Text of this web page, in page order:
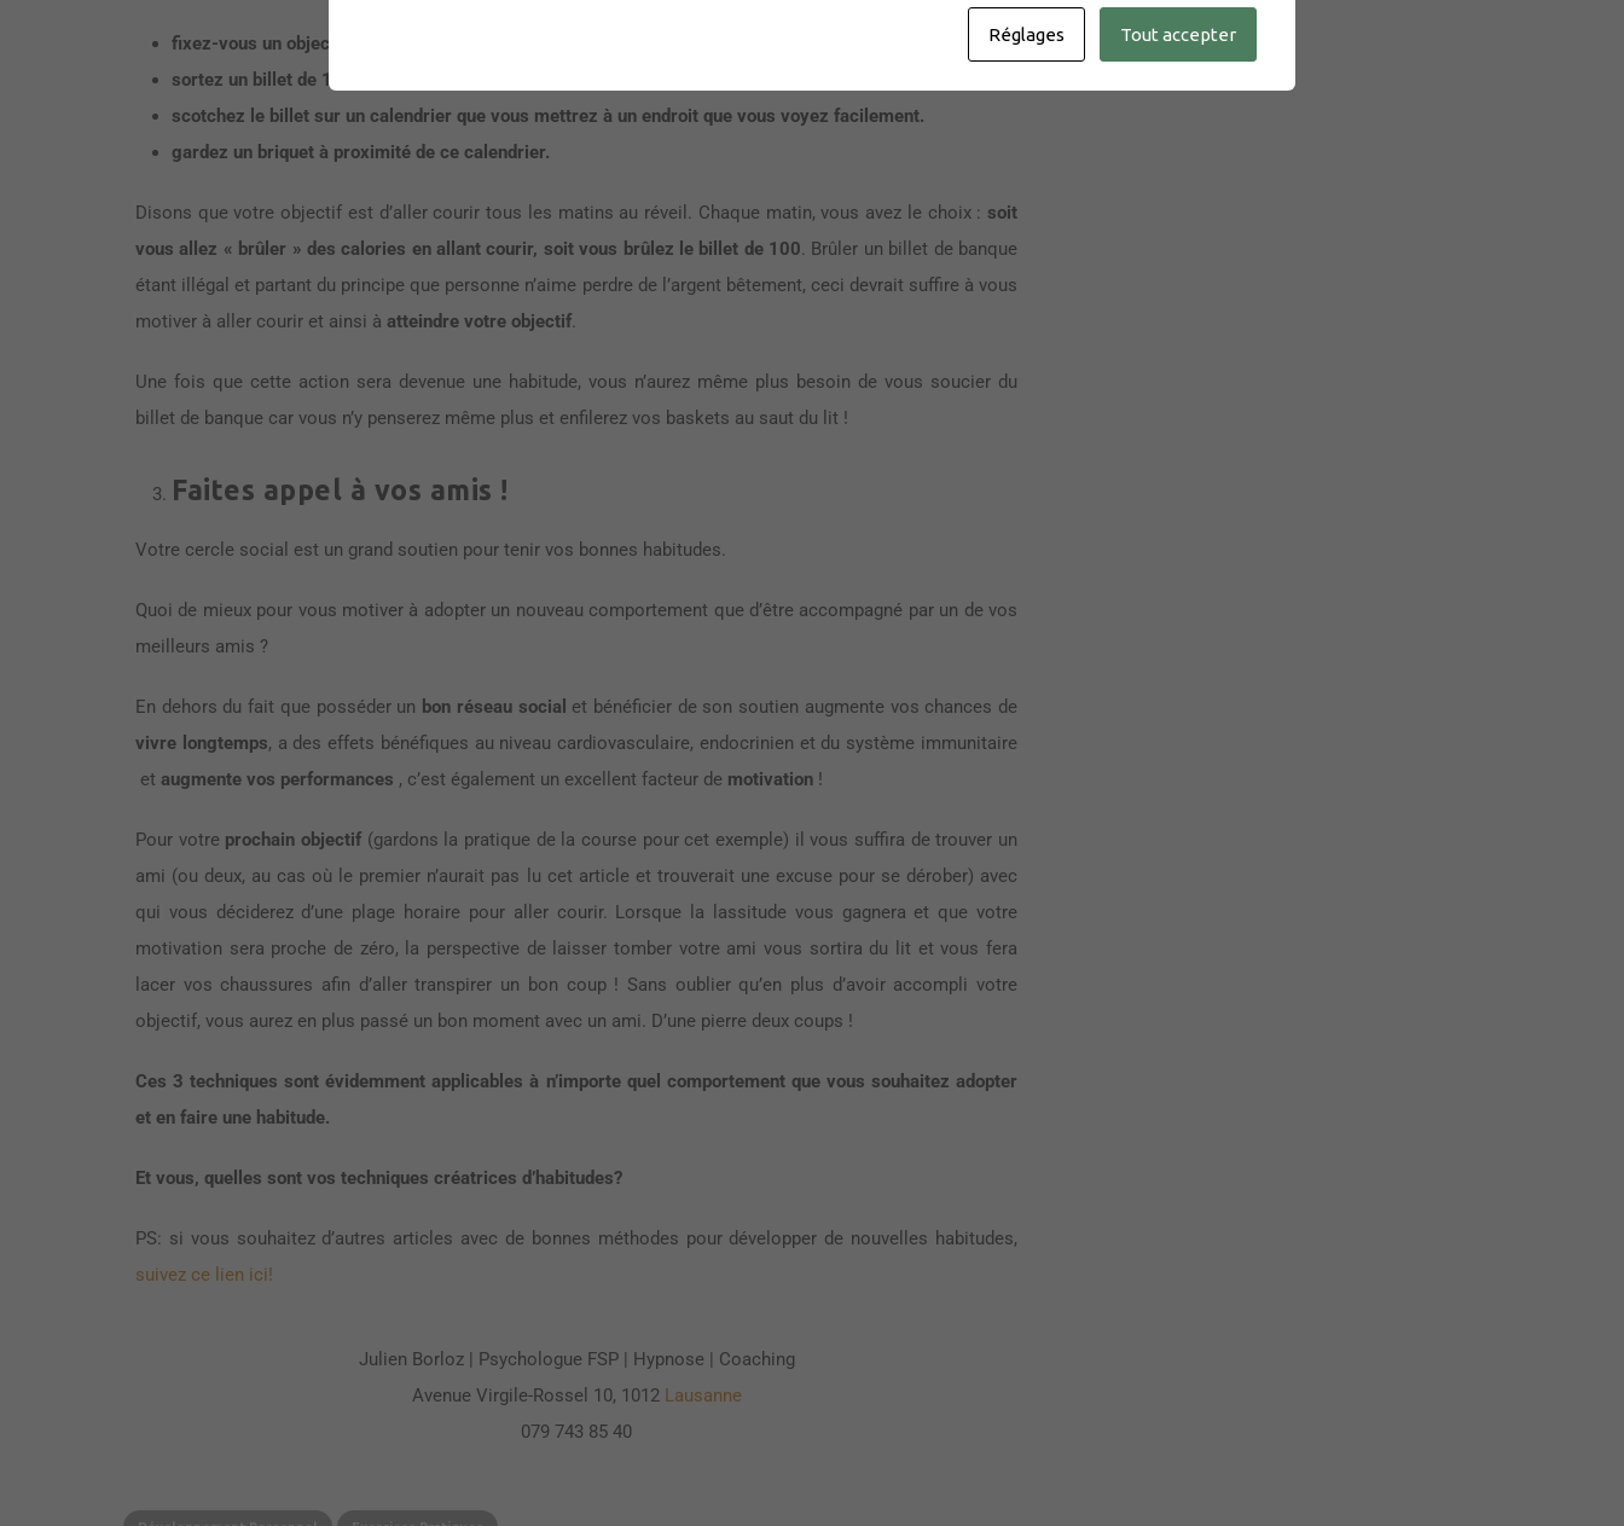
fixez-vous un objectif.
sortez un billet de 100 de votre porte-monnaie.
scotchez le billet sur un calendrier que vous mettrez à un endroit que vous voyez facilement.
gardez un briquet à proximité de ce calendrier.
Disons que votre objectif est d’aller courir tous les matins au réveil. Chaque matin, vous avez le choix : soit
vous allez « brûler » des calories en allant courir, soit vous brûlez le billet de 100. Brûler un billet de banque
étant illégal et partant du principe que personne n’aime perdre de l’argent bêtement, ceci devrait suffire à vous
motiver à aller courir et ainsi à atteindre votre objectif.
Une fois que cette action sera devenue une habitude, vous n’aurez même plus besoin de vous soucier du
billet de banque car vous n’y penserez même plus et enfilerez vos baskets au saut du lit !
Faites appel à vos amis !
Votre cercle social est un grand soutien pour tenir vos bonnes habitudes.
Quoi de mieux pour vous motiver à adopter un nouveau comportement que d’être accompagné par un de vos
meilleurs amis ?
En dehors du fait que posséder un bon réseau social et bénéficier de son soutien augmente vos chances de
vivre longtemps, a des effets bénéfiques au niveau cardiovasculaire, endocrinien et du système immunitaire
et augmente vos performances , c’est également un excellent facteur de motivation !
Pour votre prochain objectif (gardons la pratique de la course pour cet exemple) il vous suffira de trouver un
ami (ou deux, au cas où le premier n’aurait pas lu cet article et trouverait une excuse pour se dérober) avec
qui vous déciderez d’une plage horaire pour aller courir. Lorsque la lassitude vous gagnera et que votre
motivation sera proche de zéro, la perspective de laisser tomber votre ami vous sortira du lit et vous fera
lacer vos chaussures afin d’aller transpirer un bon coup ! Sans oublier qu’en plus d’avoir accompli votre
objectif, vous aurez en plus passé un bon moment avec un ami. D’une pierre deux coups !
Ces 3 techniques sont évidemment applicables à n’importe quel comportement que vous souhaitez adopter
et en faire une habitude.
Et vous, quelles sont vos techniques créatrices d’habitudes?
PS: si vous souhaitez d’autres articles avec de bonnes méthodes pour développer de nouvelles habitudes,
suivez ce lien ici!
Julien Borloz | Psychologue FSP | Hypnose | Coaching
Avenue Virgile-Rossel 10, 1012 Lausanne
079 743 85 40
Réglages Tout accepter